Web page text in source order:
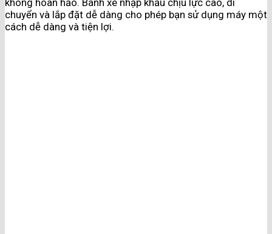
chuyển và lắp đặt dễ dàng cho phép bạn sử dụng máy một
cách dễ dàng và tiện lợi.